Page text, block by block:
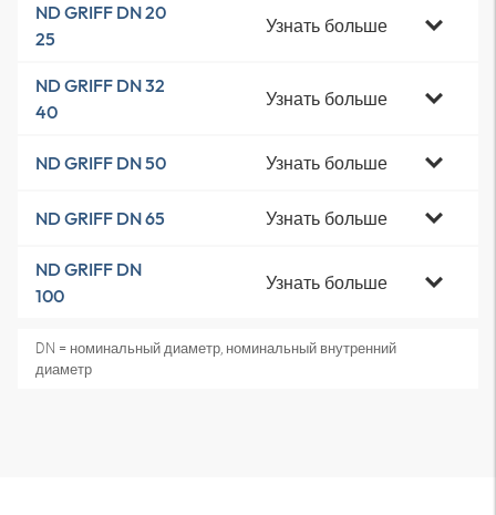
ND GRIFF DN 20
25
Узнать больше
ND GRIFF DN 32
40
Узнать больше
ND GRIFF DN 50 Узнать больше
ND GRIFF DN 65 Узнать больше
ND GRIFF DN
100
Узнать больше
DN = номинальный диаметр, номинальный внутренний
диаметр